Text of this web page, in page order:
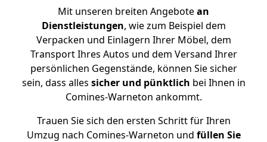
Mit unseren breiten Angebotean
Dienstleistungen, wie zum Beispiel dem
Verpacken und Einlagern Ihrer Möbel, dem
Transport Ihres Autos und dem Versand Ihrer
persönlichen Gegenstände, können Sie sicher
sein, dass alles sicher und pünktlich bei Ihnen in
Comines-Warneton ankommt.
Trauen Sie sich den ersten Schritt für Ihren
Umzug nach Comines-Warneton und füllen Sie